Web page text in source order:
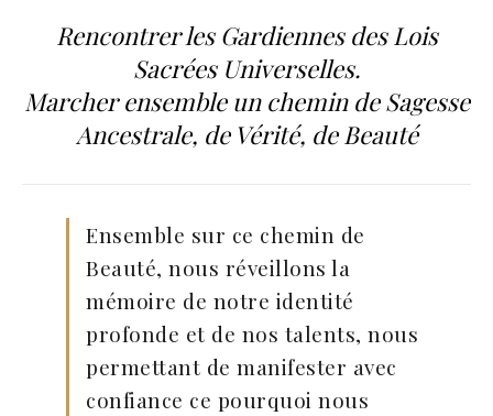
Rencontrer les Gardiennes des Lois
Sacrées Universelles.
Marcher ensemble un chemin de Sagesse
Ancestrale, de Vérité, de Beauté
Ensemble sur ce chemin de
Beauté, nous réveillons la
mémoire de notre identité
profonde et de nos talents, nous
permettant de manifester avec
confiance ce pourquoi nous